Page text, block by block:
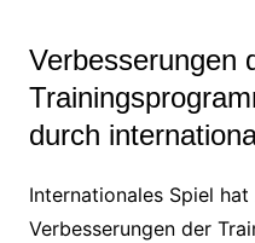
Verbesserungen
durch
Internationales Spiel
Verbesserungen der